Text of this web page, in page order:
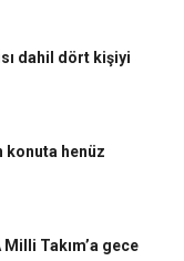
dahil dört kişiyi
konuta henüz
Takım’a gece